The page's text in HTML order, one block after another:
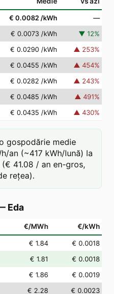
€ 0.0082 /kWh
—
€ 0.0073 /kWh ▼ 12%
€ 0.0290 /kWh ▲ 253%
€ 0.0455 /kWh ▲ 454%
€ 0.0282 /kWh ▲ 243%
€ 0.0485 /kWh ▲ 491%
€ 0.0435 /kWh ▲ 430%
gospodărie medie
an (~417 kWh/lună) la
41.08 / an en-gros,
rețea).
Eda
€/MWh €/kWh
€ 1.84
€ 0.0018
€ 1.81
€ 0.0018
€ 1.86
€ 0.0019
€ 2.28
€ 0.0023